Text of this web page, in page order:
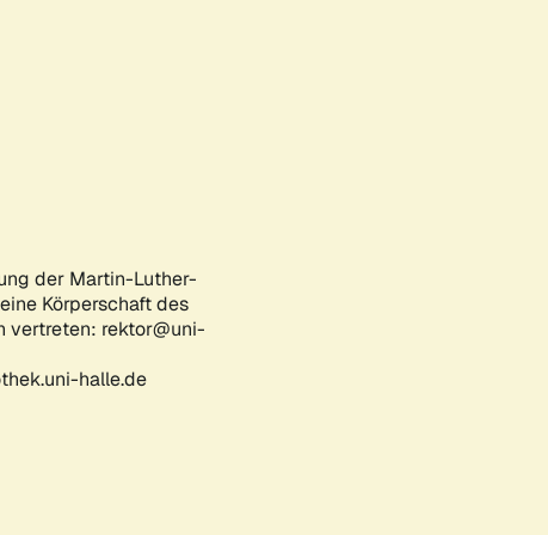
der Martin-Luther-
Körperschaft des
vertreten: rektor@uni-
halle.de